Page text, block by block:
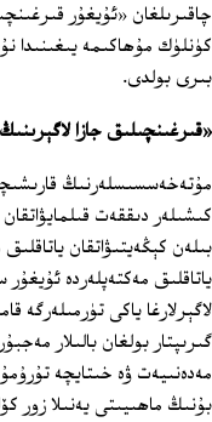
چاقىرىلغان «ئۇيغۇر
كۈنلۈك مۇھاكىمە يىغىنىدا
بىرى بولدى.
«قىرغىنچىلىق جازا
مۇتەخەسسىسلەرنىڭ
كىشىلەر دىققەت
بىلەن كېڭەيتىۋاتقان
ياتاقلىق مەكتەپلەردە
لاگېرلارغا ياكى تۈرمىلەرگە
گىرىپتار بولغان بالىلار
مەدەنىيەت ۋە خىتايچە
بۇنىڭ ماھىيىتى يەنىلا زور